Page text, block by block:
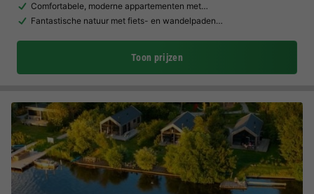
Comfortabele, moderne appartementen met…
Fantastische natuur met fiets- en wandelpaden…
Toon prijzen